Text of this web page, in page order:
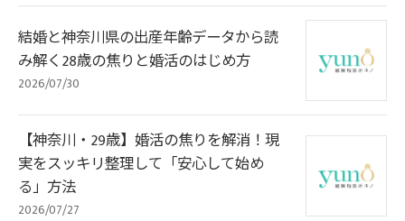
結婚と神奈川県の出産年齢データから読
み解く28歳の焦りと婚活のはじめ方
2026/07/30
【神奈川・29歳】婚活の焦りを解消！現
実をスッキリ整理して「安心して始め
る」方法
2026/07/27